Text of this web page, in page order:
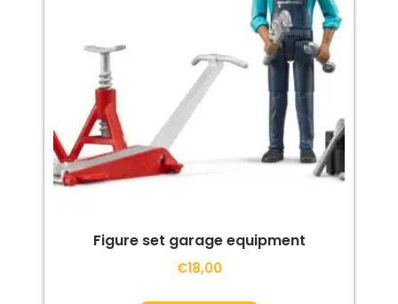
Figure set garage equipment
€18,00